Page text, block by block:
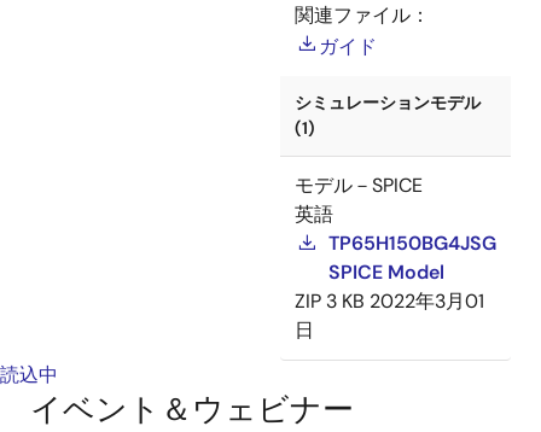
関連ファイル：
ガイド
シミュレーションモデル
(1)
モデル－SPICE
英語
TP65H150BG4JSG
SPICE Model
ZIP 3 KB 2022年3月01
日
読込中
イベント＆ウェビナー